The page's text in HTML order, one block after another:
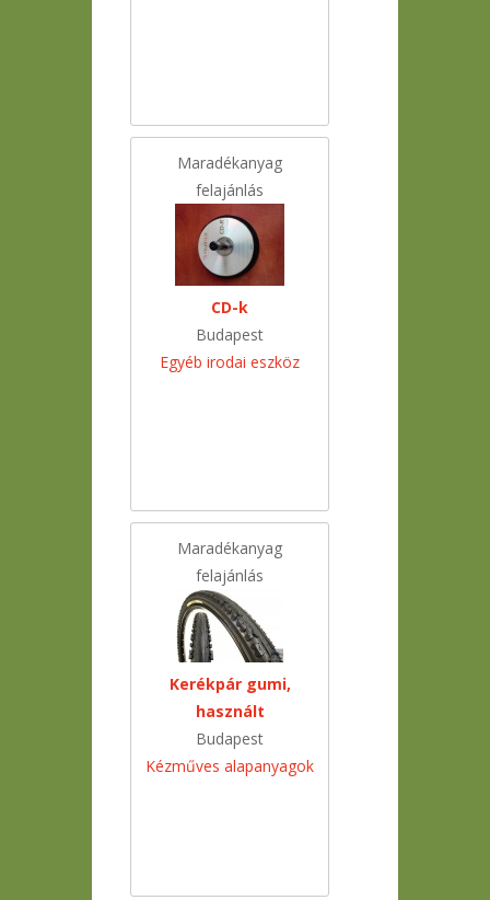
Maradékanyag
felajánlás
CD-k
Budapest
Egyéb irodai eszköz
Maradékanyag
felajánlás
Kerékpár gumi,
használt
Budapest
Kézműves alapanyagok